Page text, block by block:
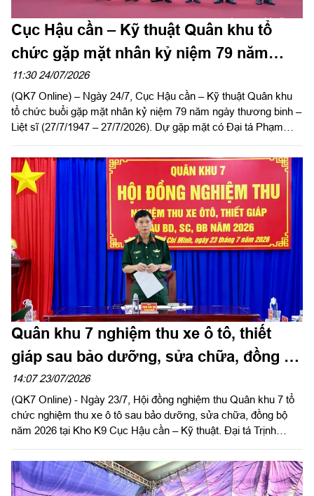
Cục Hậu cần – Kỹ thuật Quân khu tổ
chức gặp mặt nhân kỷ niệm 79 năm
ngày Thương binh - Liệt sĩ
11:30 24/07/2026
(QK7 Online) – Ngày 24/7, Cục Hậu cần – Kỹ thuật Quân khu
tổ chức buổi gặp mặt nhân kỷ niệm 79 năm ngày thương binh –
Liệt sĩ (27/7/1947 – 27/7/2026). Dự gặp mặt có Đại tá Phạm
Quân khu 7 nghiệm thu xe ô tô, thiết
giáp sau bảo dưỡng, sửa chữa, đồng bộ
năm 2026
14:07 23/07/2026
(QK7 Online) - Ngày 23/7, Hội đồng nghiệm thu Quân khu 7 tổ
chức nghiệm thu xe ô tô sau bảo dưỡng, sửa chữa, đồng bộ
năm 2026 tại Kho K9 Cục Hậu cần – Kỹ thuật. Đại tá Trịnh
tịch Hội đồng nghiệm thu chủ trì hội nghị.